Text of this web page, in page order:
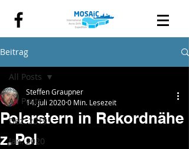
Beitrag
All Posts
Dez. 2019
Jan. 2020
All Posts
Polarstern in Rekordnähe
z. Pol
Steffen Graupner
14. Juli 20200 Min. Lesezeit